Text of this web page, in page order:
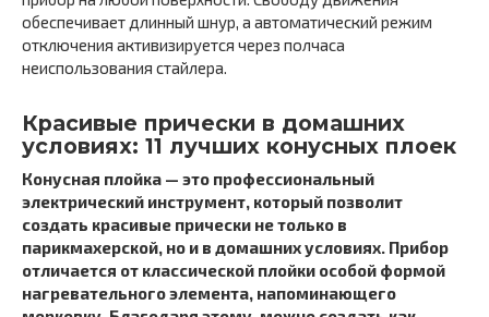
обеспечивает длинный шнур, а автоматический режим
отключения активизируется через полчаса
неиспользования стайлера.
Красивые прически в домашних
условиях: 11 лучших конусных плоек
Конусная плойка — это профессиональный
электрический инструмент, который позволит
создать красивые прически не только в
парикмахерской, но и в домашних условиях. Прибор
отличается от классической плойки особой формой
нагревательного элемента, напоминающего